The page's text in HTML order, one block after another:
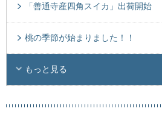
「善通寺産四角スイカ」出荷開始
桃の季節が始まりました！！
もっと見る